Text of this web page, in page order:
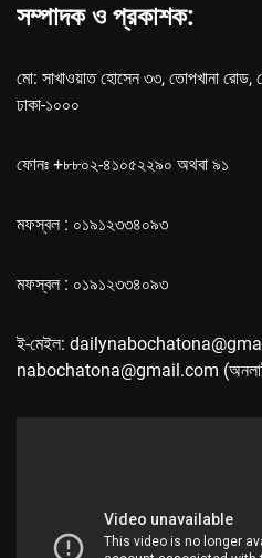
সম্পাদক ও প্রকাশক:
মো: সাখাওয়াত হোসেন ৩৩, তোপখানা রোড,
ঢাকা-১০০০
ফোনঃ +৮৮০২-৪১০৫২২৯০ অথবা ৯১
মফস্বল : ০১৯১২৩৩৪০৯৩
মফস্বল : ০১৯১২৩৩৪০৯৩
ই-মেইল:
nabochatona@gmail.com